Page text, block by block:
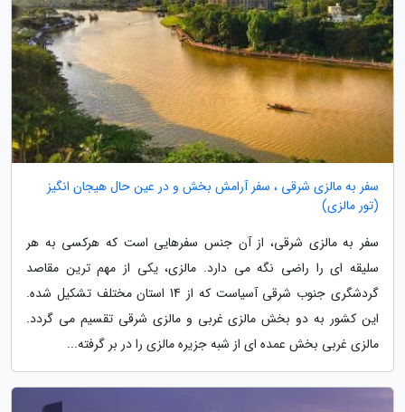
سفر به مالزی شرقی ، سفر آرامش بخش و در عین حال هیجان انگیز
(تور مالزی)
سفر به مالزی شرقی، از آن جنس سفرهایی است که هرکسی به هر
سلیقه ای را راضی نگه می دارد. مالزی، یکی از مهم ترین مقاصد
گردشگری جنوب شرقی آسیاست که از 14 استان مختلف تشکیل شده.
این کشور به دو بخش مالزی غربی و مالزی شرقی تقسیم می گردد.
مالزی غربی بخش عمده ای از شبه جزیره مالزی را در بر گرفته...